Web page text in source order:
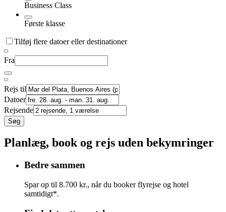
Business Class
Første klasse
Tilføj flere datoer eller destinationer
Fra
Rejs til
Datoer
Rejsende
Søg
Planlæg, book og rejs uden bekymringer
Bedre sammen
Spar op til 8.700 kr., når du booker flyrejse og hotel
samtidigt*.